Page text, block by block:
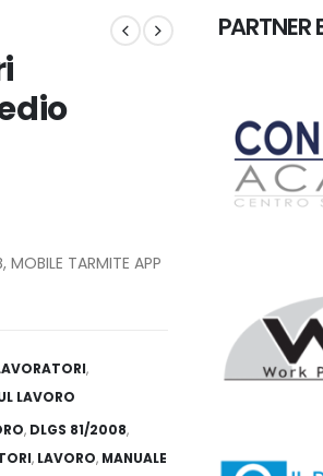
MOBILE TARMITE APP
,
LAVORO
, DLGS 81/2008,
, LAVORO, MANUALE
PARTNER